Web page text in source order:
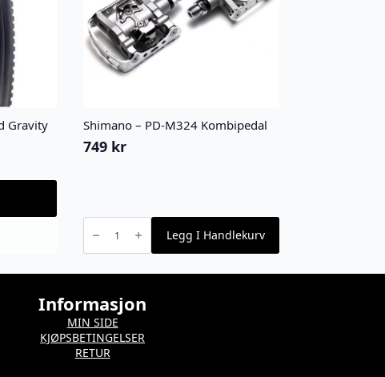
Gravity
Shimano – PD-M324 Kombipedal
749 kr
Shimano
PD-
M324
Legg I Handlekurv
Informasjon
MIN SIDE
KJØPSBETINGELSER
RETUR